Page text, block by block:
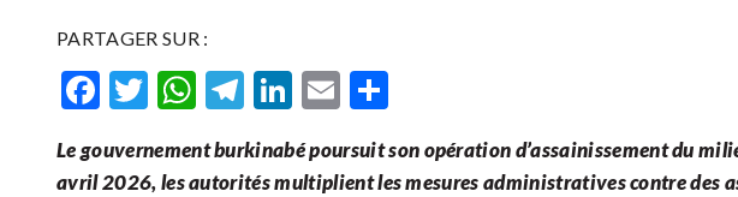
PARTAGER SUR :
Facebook
Twitter
WhatsApp
Telegram
LinkedIn
Email
Le gouvernement burkinabé poursuit son opération d’assainissement du
avril 2026, les autorités multiplient les mesures administratives contre des